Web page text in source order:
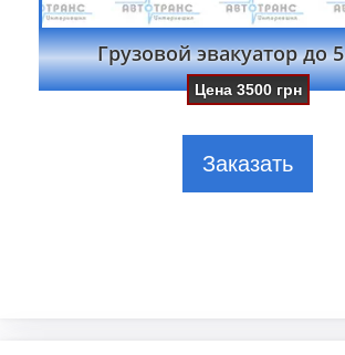
Грузовой эвакуатор до
Цена3500 грн
Заказать